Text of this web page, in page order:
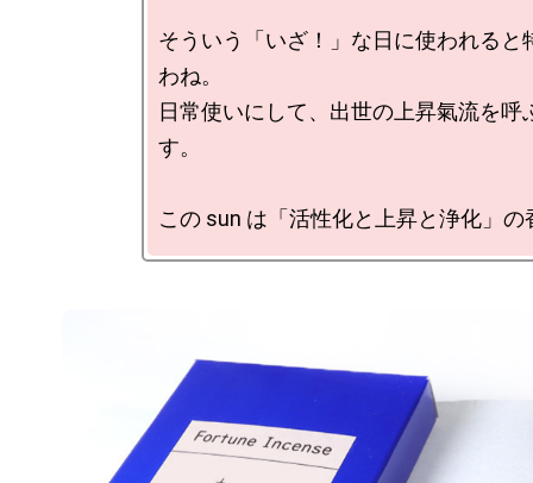
そういう「いざ！」な日に使われると
わね。
日常使いにして、出世の上昇氣流を呼
す。